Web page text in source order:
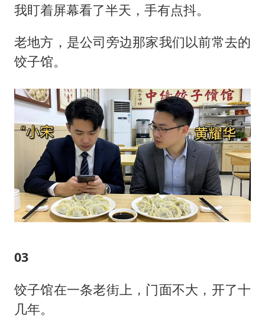
我盯着屏幕看了半天，手有点抖。
老地方，是公司旁边那家我们以前常去的
饺子馆。
03
饺子馆在一条老街上，门面不大，开了十
几年。